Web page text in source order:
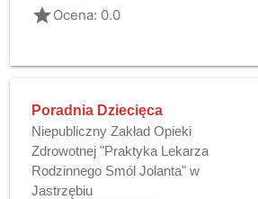
gradeOcena: 0.0
Poradnia Dziecięca
Niepubliczny Zakład Opieki
Zdrowotnej "Praktyka Lekarza
Rodzinnego Smól Jolanta" w
Jastrzębiu